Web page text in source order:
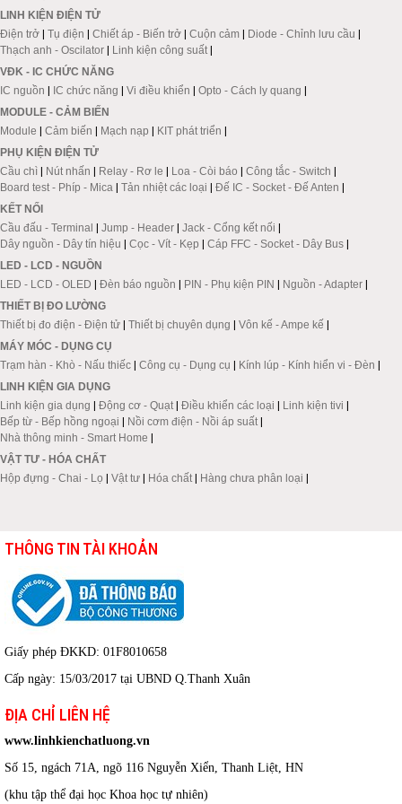
LINH KIỆN ĐIỆN TỬ
Điện trở | Tụ điện | Chiết áp - Biến trở | Cuộn cảm | Diode - Chỉnh lưu cầu |
Thạch anh - Oscilator | Linh kiện công suất |
VĐK - IC CHỨC NĂNG
IC nguồn | IC chức năng | Vi điều khiển | Opto - Cách ly quang |
MODULE - CẢM BIẾN
Module | Cảm biến | Mạch nạp | KIT phát triển |
PHỤ KIỆN ĐIỆN TỬ
Cầu chì | Nút nhấn | Relay - Rơ le | Loa - Còi báo | Công tắc - Switch |
Board test - Phíp - Mica | Tản nhiệt các loại | Đế IC - Socket - Đế Anten |
KẾT NỐI
Cầu đấu - Terminal | Jump - Header | Jack - Cổng kết nối |
Dây nguồn - Dây tín hiệu | Cọc - Vít - Kẹp | Cáp FFC - Socket - Dây Bus |
LED - LCD - NGUỒN
LED - LCD - OLED | Đèn báo nguồn | PIN - Phụ kiện PIN | Nguồn - Adapter |
THIẾT BỊ ĐO LƯỜNG
Thiết bị đo điện - Điện tử | Thiết bị chuyên dụng | Vôn kế - Ampe kế |
MÁY MÓC - DỤNG CỤ
Trạm hàn - Khò - Nấu thiếc | Công cụ - Dụng cụ | Kính lúp - Kính hiển vi - Đèn |
LINH KIỆN GIA DỤNG
Linh kiện gia dụng | Động cơ - Quạt | Điều khiển các loại | Linh kiện tivi |
Bếp từ - Bếp hồng ngoại | Nồi cơm điện - Nồi áp suất |
Nhà thông minh - Smart Home |
VẬT TƯ - HÓA CHẤT
Hộp đựng - Chai - Lọ | Vật tư | Hóa chất | Hàng chưa phân loại |
THÔNG TIN TÀI KHOẢN
Giấy phép ĐKKD: 01F8010658
Cấp ngày: 15/03/2017 tại UBND Q.Thanh Xuân
ĐỊA CHỈ LIÊN HỆ
www.linhkienchatluong.vn
Số 15, ngách 71A, ngõ 116 Nguyễn Xiển, Thanh Liệt, HN
(khu tập thể đại học Khoa học tự nhiên)